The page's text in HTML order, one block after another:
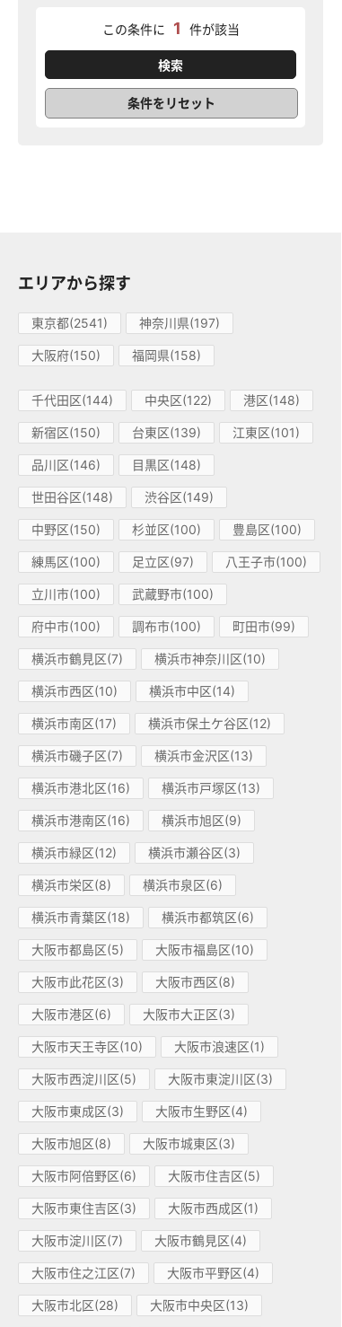
この条件に 1 件が該当
条件をリセット
エリアから探す
東京都(2541) 神奈川県(197)
大阪府(150) 福岡県(158)
千代田区(144) 中央区(122) 港区(148)
新宿区(150) 台東区(139) 江東区(101)
品川区(146) 目黒区(148)
世田谷区(148) 渋谷区(149)
中野区(150) 杉並区(100) 豊島区(100)
練馬区(100) 足立区(97) 八王子市(100)
立川市(100) 武蔵野市(100)
府中市(100) 調布市(100) 町田市(99)
横浜市鶴見区(7) 横浜市神奈川区(10)
横浜市西区(10) 横浜市中区(14)
横浜市南区(17) 横浜市保土ケ谷区(12)
横浜市磯子区(7) 横浜市金沢区(13)
横浜市港北区(16) 横浜市戸塚区(13)
横浜市港南区(16) 横浜市旭区(9)
横浜市緑区(12) 横浜市瀬谷区(3)
横浜市栄区(8) 横浜市泉区(6)
横浜市青葉区(18) 横浜市都筑区(6)
大阪市都島区(5) 大阪市福島区(10)
大阪市此花区(3) 大阪市西区(8)
大阪市港区(6) 大阪市大正区(3)
大阪市天王寺区(10) 大阪市浪速区(1)
大阪市西淀川区(5) 大阪市東淀川区(3)
大阪市東成区(3) 大阪市生野区(4)
大阪市旭区(8) 大阪市城東区(3)
大阪市阿倍野区(6) 大阪市住吉区(5)
大阪市東住吉区(3) 大阪市西成区(1)
大阪市淀川区(7) 大阪市鶴見区(4)
大阪市住之江区(7) 大阪市平野区(4)
大阪市北区(28) 大阪市中央区(13)